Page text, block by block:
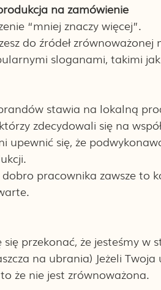
na zamówienie
“mniej znaczy więcej”.
do źródeł zrównoważonej
sloganami, takimi
stawia na lokalną
zdecydowali się na
się, że
pracownika zawsze to
przekonać, że jesteśmy w
na ubrania) Jeżeli
że nie jest zrównoważona.